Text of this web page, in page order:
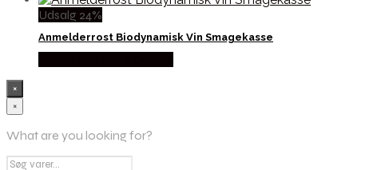
Udsalg 24%
Anmelderrost Biodynamisk Vin Smagekasse
×
×
What are you looking for?